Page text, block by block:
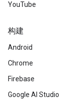
YouTube
构建
Android
Chrome
Firebase
Google AI Studio